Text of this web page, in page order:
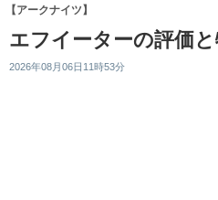
【アークナイツ】
エフイーターの評価
2026年08月06日11時53分